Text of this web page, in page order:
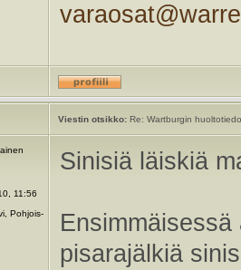
Viestin otsikko:Re: Wartburgin
11:56
Pohjois-
Sinisiä läiskiä
pisarajälkiä